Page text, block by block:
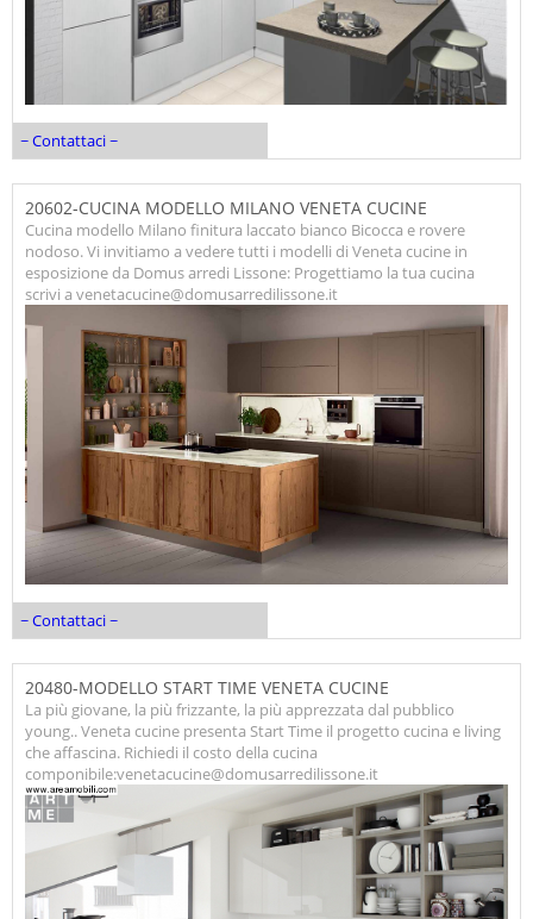
~ Contattaci ~
20602-CUCINA MODELLO MILANO VENETA CUCINE
Cucina modello Milano finitura laccato bianco Bicocca e rovere
nodoso. Vi invitiamo a vedere tutti i modelli di Veneta cucine in
esposizione da Domus arredi Lissone: Progettiamo la tua cucina
scrivi a venetacucine@domusarredilissone.it
~ Contattaci ~
20480-MODELLO START TIME VENETA CUCINE
La più giovane, la più frizzante, la più apprezzata dal pubblico
young.. Veneta cucine presenta Start Time il progetto cucina e living
che affascina. Richiedi il costo della cucina
componibile:venetacucine@domusarredilissone.it